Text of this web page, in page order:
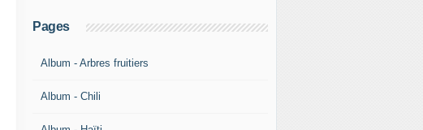
Pages
Album - Arbres fruitiers
Album - Chili